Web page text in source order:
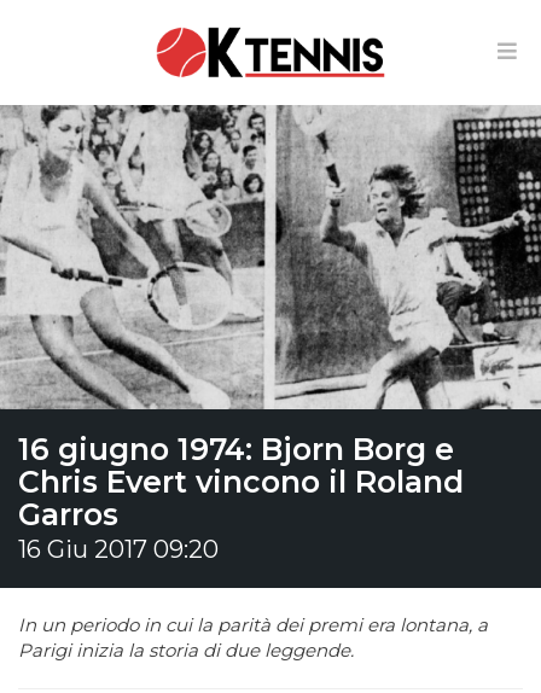
16 giugno 1974: Bjorn Borg e
Chris Evert vincono il Roland
Garros
16 Giu 2017 09:20
In un periodo in cui la parità dei premi era lontana, a
Parigi inizia la storia di due leggende.